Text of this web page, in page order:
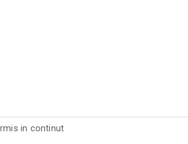
in continut